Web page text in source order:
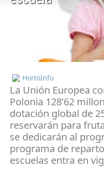
HortoInfo
La Unión Europea
Polonia 128’62
dotación global de
reservarán para
se dedicarán al
programa de
escuelas entra en